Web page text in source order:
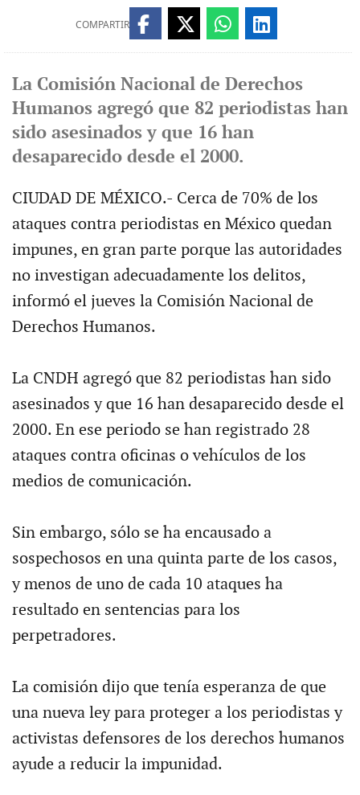
COMPARTIR
La Comisión Nacional de Derechos
Humanos agregó que 82 periodistas han
sido asesinados y que 16 han
desaparecido desde el 2000.
CIUDAD DE MÉXICO.- Cerca de 70% de los
ataques contra periodistas en México quedan
impunes, en gran parte porque las autoridades
no investigan adecuadamente los delitos,
informó el jueves la Comisión Nacional de
Derechos Humanos.
La CNDH agregó que 82 periodistas han sido
asesinados y que 16 han desaparecido desde el
2000. En ese periodo se han registrado 28
ataques contra oficinas o vehículos de los
medios de comunicación.
Sin embargo, sólo se ha encausado a
sospechosos en una quinta parte de los casos,
y menos de uno de cada 10 ataques ha
resultado en sentencias para los
perpetradores.
La comisión dijo que tenía esperanza de que
una nueva ley para proteger a los periodistas y
activistas defensores de los derechos humanos
ayude a reducir la impunidad.